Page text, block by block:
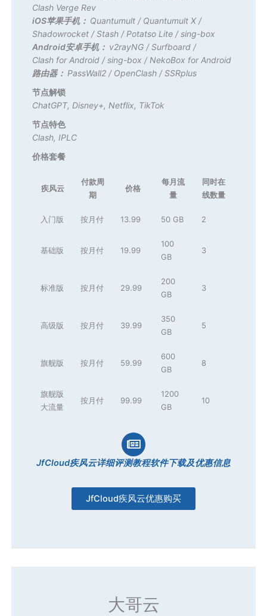
Clash Verge Rev
iOS苹果手机： Quantumult / Quantumult X /
Shadowrocket /Stash / Potatso Lite /sing-box
Android安卓手机： v2rayNG /Surfboard /
Clash for Android /sing-box / NekoBox for Android
路由器： PassWall2 / OpenClash /SSRplus
节点解锁
ChatGPT, Disney+, Netflix, TikTok
节点特色
Clash, IPLC
价格套餐
疾风云
付款周
期
价格
每月流
量
同时在
线数量
入门版 按月付 13.99 50 GB 2
基础版 按月付 19.99
100
GB
3
标准版 按月付 29.99
200
GB
3
高级版 按月付 39.99
350
GB
5
旗舰版 按月付 59.99
600
GB
8
旗舰版
大流量
按月付 99.99
1200
GB
10
JfCloud疾风云详细评测教程软件下载及优惠信息
JfCloud疾风云优惠购买
大哥云